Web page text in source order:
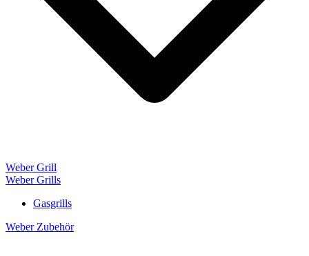
Weber Grill
Weber Grills
Gasgrills
Weber Zubehör